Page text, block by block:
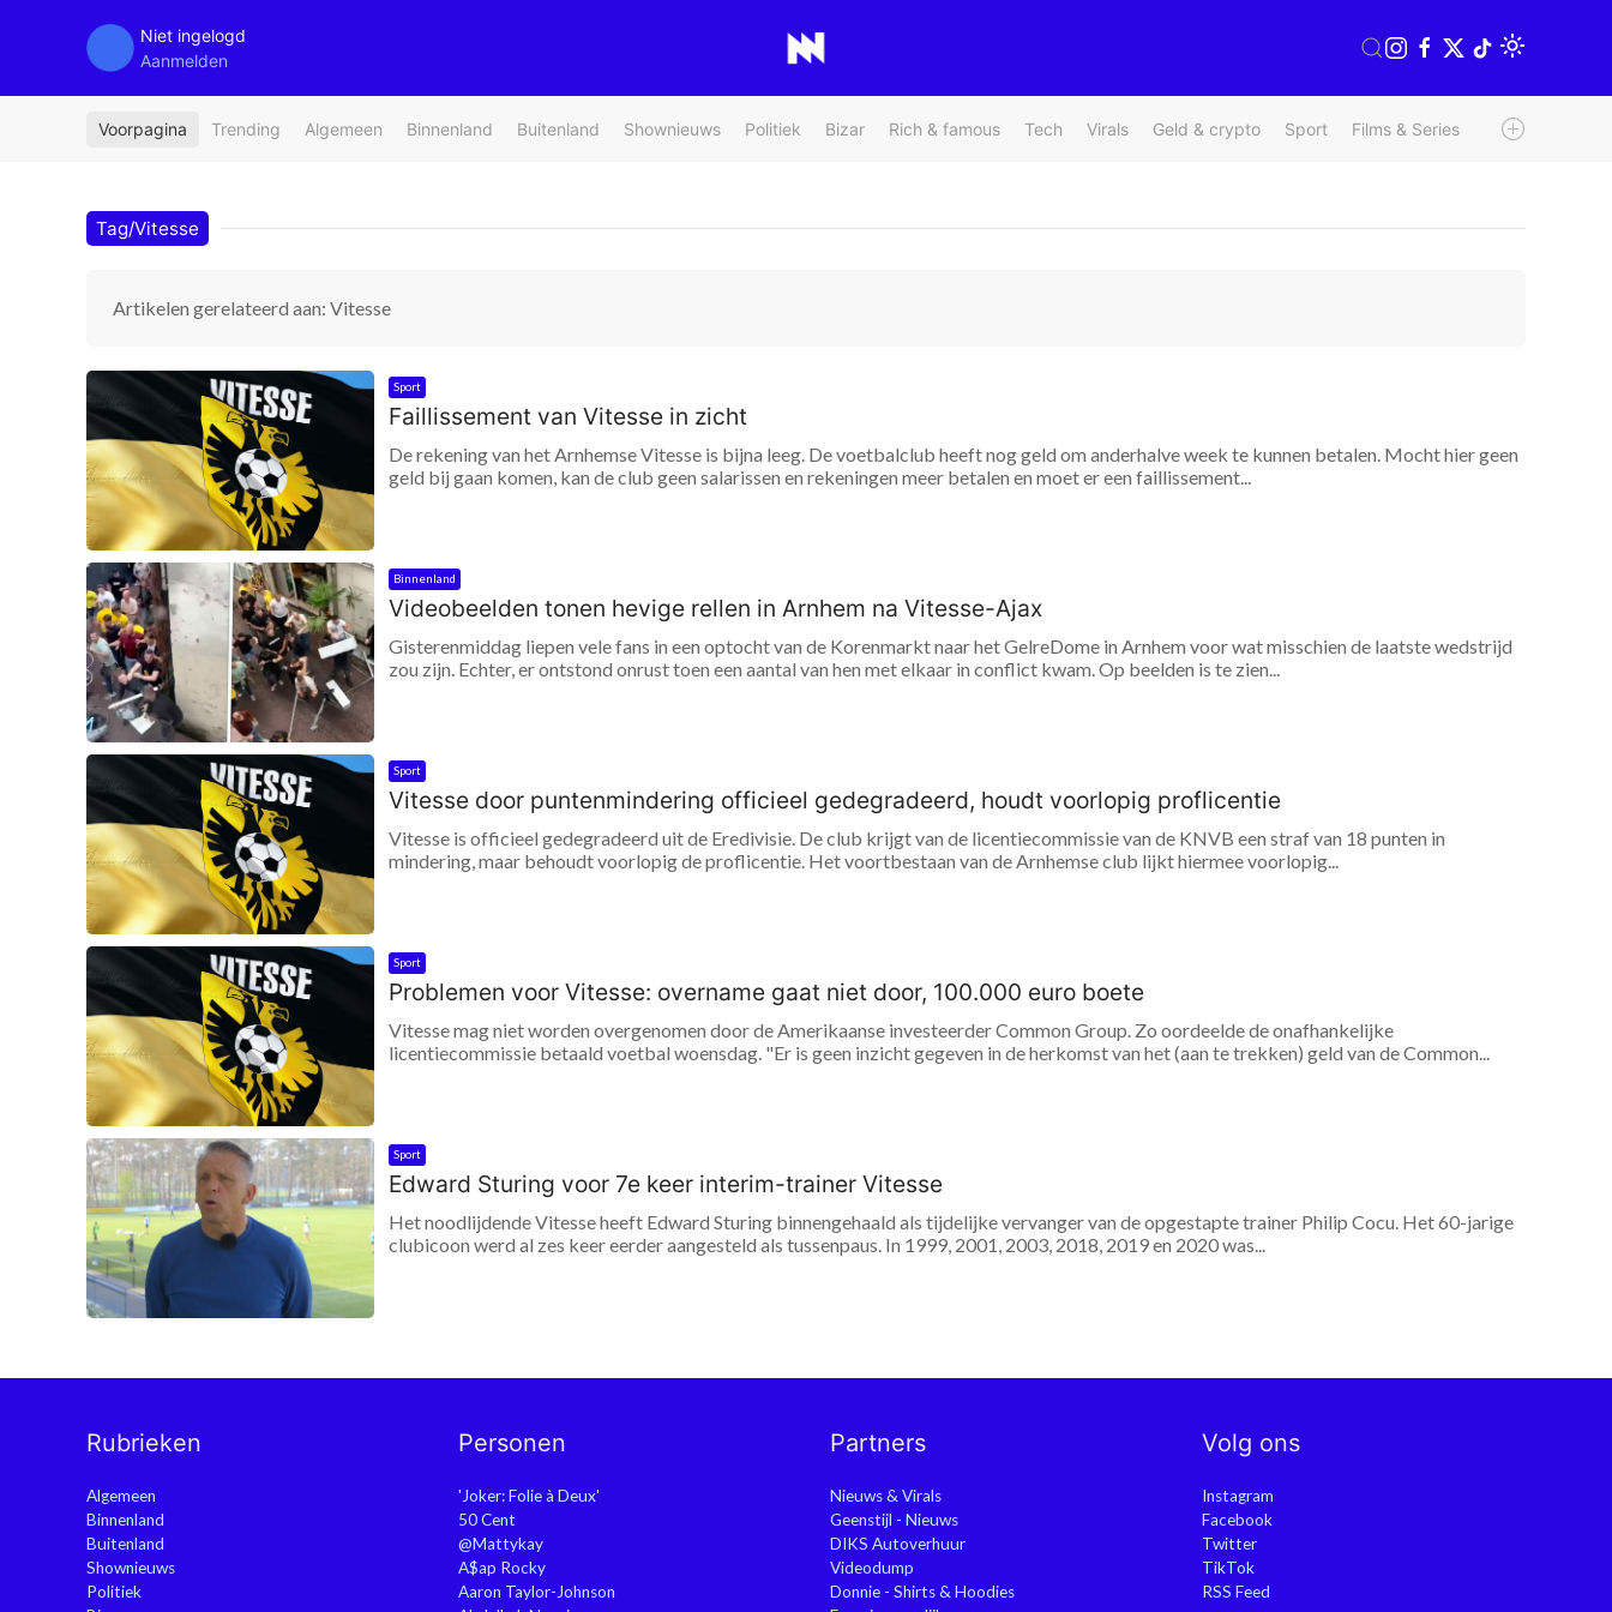
Niet ingelogd
Aanmelden
Voorpagina Trending Algemeen Binnenland Buitenland Shownieuws Politiek Bizar Rich & famous Tech Virals Geld & crypto Sport Films & Series Radio & TV
Tag/Vitesse
Artikelen gerelateerd aan: Vitesse
Sport
Faillissement van Vitesse in zicht
De rekening van het Arnhemse Vitesse is bijna leeg. De voetbalclub heeft nog geld om anderhalve week te kunnen betalen. Mocht hier geen
geld bij gaan komen, kan de club geen salarissen en rekeningen meer betalen en moet er een faillissement...
Binnenland
Videobeelden tonen hevige rellen in Arnhem na Vitesse-Ajax
Gisterenmiddag liepen vele fans in een optocht van de Korenmarkt naar het GelreDome in Arnhem voor wat misschien de laatste wedstrijd
zou zijn. Echter, er ontstond onrust toen een aantal van hen met elkaar in conflict kwam. Op beelden is te zien...
Sport
Vitesse door puntenmindering officieel gedegradeerd, houdt voorlopig proflicentie
Vitesse is officieel gedegradeerd uit de Eredivisie. De club krijgt van de licentiecommissie van de KNVB een straf van 18 punten in
mindering, maar behoudt voorlopig de proflicentie. Het voortbestaan van de Arnhemse club lijkt hiermee voorlopig...
Sport
Problemen voor Vitesse: overname gaat niet door, 100.000 euro boete
Vitesse mag niet worden overgenomen door de Amerikaanse investeerder Common Group. Zo oordeelde de onafhankelijke
licentiecommissie betaald voetbal woensdag. "Er is geen inzicht gegeven in de herkomst van het (aan te trekken) geld van de Common...
Sport
Edward Sturing voor 7e keer interim-trainer Vitesse
Het noodlijdende Vitesse heeft Edward Sturing binnengehaald als tijdelijke vervanger van de opgestapte trainer Philip Cocu. Het 60-jarige
clubicoon werd al zes keer eerder aangesteld als tussenpaus. In 1999, 2001, 2003, 2018, 2019 en 2020 was...
Rubrieken
Algemeen
Binnenland
Buitenland
Shownieuws
Politiek
Personen
'Joker: Folie à Deux'
50 Cent
@Mattykay
A$ap Rocky
Aaron Taylor-Johnson
Partners
Nieuws & Virals
Geenstijl - Nieuws
DIKS Autoverhuur
Videodump
Donnie - Shirts & Hoodies
Volg ons
Instagram
Facebook
Twitter
TikTok
RSS Feed